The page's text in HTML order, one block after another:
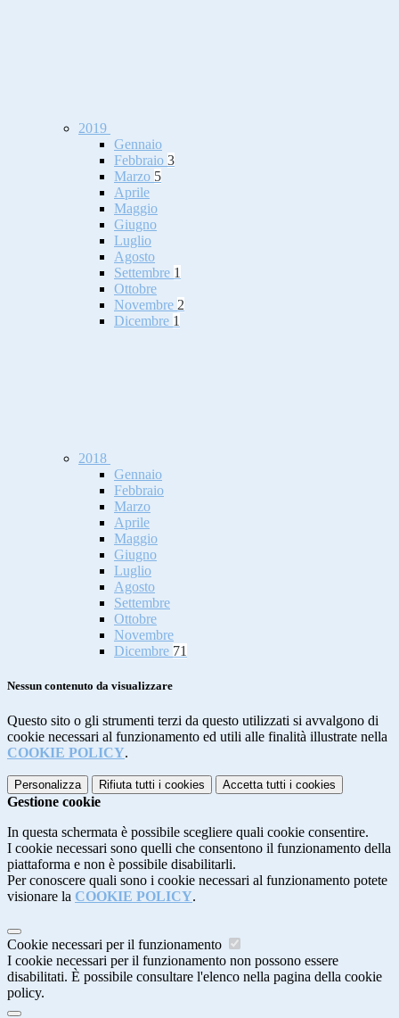
2019
Gennaio
Febbraio 3
Marzo 5
Aprile
Maggio
Giugno
Luglio
Agosto
Settembre 1
Ottobre
Novembre 2
Dicembre 1
2018
Gennaio
Febbraio
Marzo
Aprile
Maggio
Giugno
Luglio
Agosto
Settembre
Ottobre
Novembre
Dicembre 71
Nessun contenuto da visualizzare
Questo sito o gli strumenti terzi da questo utilizzati si avvalgono di
cookie necessari al funzionamento ed utili alle finalità illustrate nella
COOKIE POLICY.
Personalizza Rifiuta tutti i cookies Accetta tutti i cookies
Gestione cookie
In questa schermata è possibile scegliere quali cookie consentire.
I cookie necessari sono quelli che consentono il funzionamento della
piattaforma e non è possibile disabilitarli.
Per conoscere quali sono i cookie necessari al funzionamento potete
visionare la COOKIE POLICY.
Cookie necessari per il funzionamento
I cookie necessari per il funzionamento non possono essere
disabilitati. È possibile consultare l'elenco nella pagina della cookie
policy.